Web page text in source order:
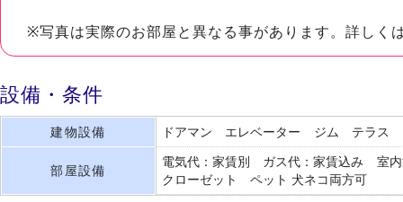
※写真は実際のお部屋と異なる事があります。詳しく
設備・条件
建物設備 ドアマン エレベーター ジム テラス
部屋設備
電気代：家賃別 ガス代：家賃込み
室
クローゼット
ペット 犬ネコ両方可